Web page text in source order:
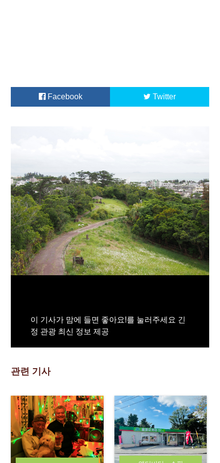
Facebook Twitter
이 기사가 맘에 들면 좋아요!를 눌러주세요 긴
정 관광 최신 정보 제공
관련 기사